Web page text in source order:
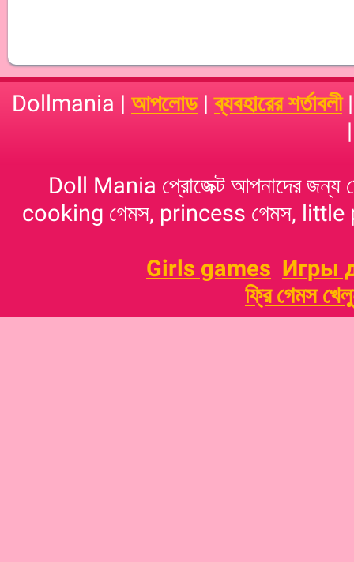
Dollmania | আপলোড|ব্যবহারের শর্তাবলী
Doll Mania প্রোজেক্ট আপনাদের
cooking গেমস, princess গেমস, little
Girls games Игры
ফ্রি গেমস